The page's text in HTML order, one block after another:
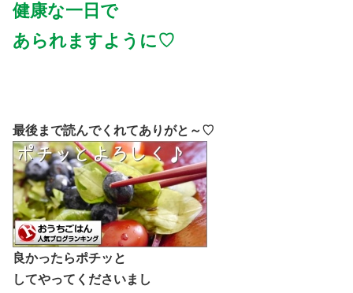
健康な一日で
あられますように♡
最後まで読んでくれてありがと～♡
良かったらポチッと
してやってくださいまし